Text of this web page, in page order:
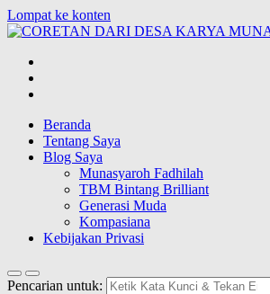
Lompat ke konten
Blog Wong Ndeso yang ingin berbagi
Beranda
Tentang Saya
Blog Saya
Munasyaroh Fadhilah
TBM Bintang Brilliant
Generasi Muda
Kompasiana
Kebijakan Privasi
Pencarian untuk: